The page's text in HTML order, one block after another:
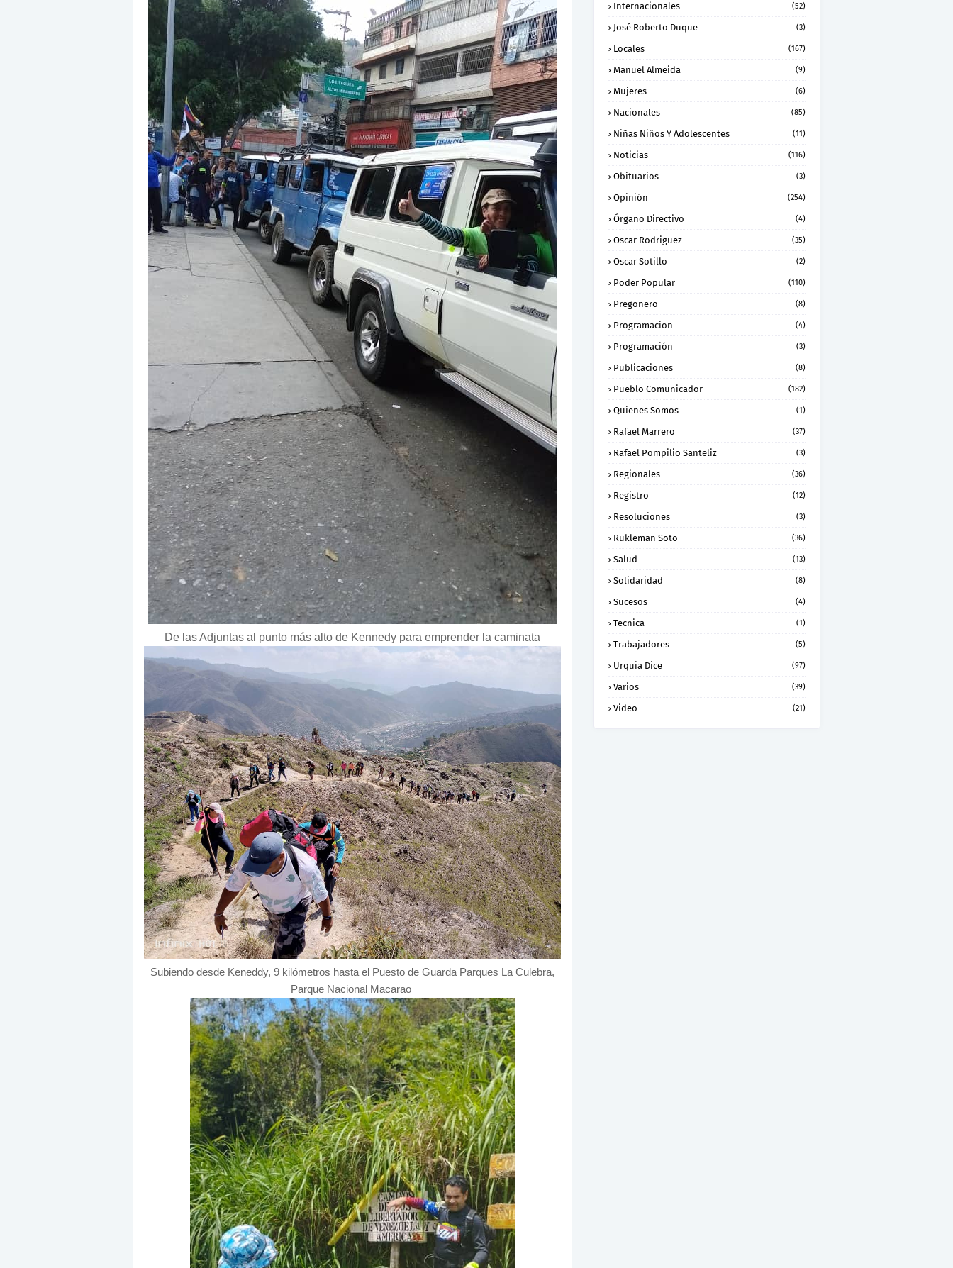
De las Adjuntas al punto más alto de Kennedy para emprender la caminata
Subiendo desde Keneddy, 9 kilómetros hasta el Puesto de Guarda Parques La Culebra,
Parque Nacional Macarao
Internacionales (52)
José Roberto Duque (3)
Locales (167)
Manuel Almeida (9)
Mujeres (6)
Nacionales (85)
Niñas Niños Y Adolescentes (11)
Noticias (116)
Obituarios (3)
Opinión (254)
Órgano Directivo (4)
Oscar Rodriguez (35)
Oscar Sotillo (2)
Poder Popular (110)
Pregonero (8)
Programacion (4)
Programación (3)
Publicaciones (8)
Pueblo Comunicador (182)
Quienes Somos (1)
Rafael Marrero (37)
Rafael Pompilio Santeliz (3)
Regionales (36)
Registro (12)
Resoluciones (3)
Rukleman Soto (36)
Salud (13)
Solidaridad (8)
Sucesos (4)
Tecnica (1)
Trabajadores (5)
Urquia Dice (97)
Varios (39)
Video (21)